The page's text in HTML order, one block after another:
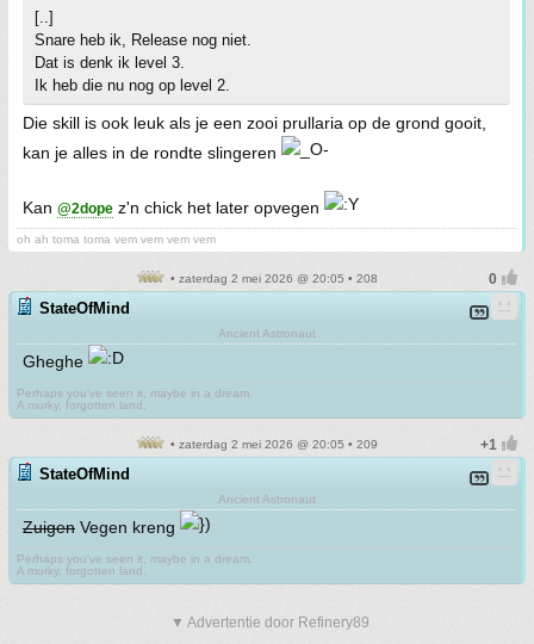
[..]
Snare heb ik, Release nog niet.
Dat is denk ik level 3.
Ik heb die nu nog op level 2.
Die skill is ook leuk als je een zooi prullaria op de grond gooit,
kan je alles in de rondte slingeren
Kan @2dope z'n chick het later opvegen
oh ah toma toma vem vem vem vem
• zaterdag 2 mei 2026 @ 20:05 • 208
StateOfMind
Ancient Astronaut
Gheghe
Perhaps you've seen it, maybe in a dream.
A murky, forgotten land.
• zaterdag 2 mei 2026 @ 20:05 • 209
StateOfMind
Ancient Astronaut
Zuigen Vegen kreng
Perhaps you've seen it, maybe in a dream.
A murky, forgotten land.
▼ Advertentie door Refinery89